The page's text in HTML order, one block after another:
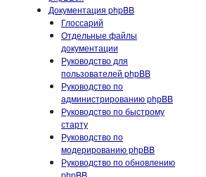
Документация phpBB
Глоссарий
Отдельные файлы
документации
Руководство для
пользователей phpBB
Руководство по
администрированию phpBB
Руководство по быстрому
старту
Руководство по
модерированию phpBB
Руководство по обновлению
phpBB